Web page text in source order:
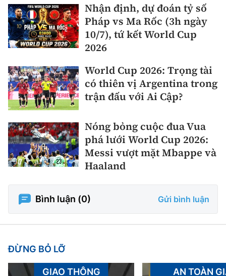
Nhận định, dự đoán tỷ số
Pháp vs Ma Rốc (3h ngày
10/7), tứ kết World Cup
2026
World Cup 2026: Trọng tài
có thiên vị Argentina trong
trận đấu với Ai Cập?
Nóng bỏng cuộc đua Vua
phá lưới World Cup 2026:
Messi vượt mặt Mbappe và
Haaland
Bình luận (0) Gửi bình luận
ĐỪNG BỎ LỠ
GIAO THÔNG AN TOÀN